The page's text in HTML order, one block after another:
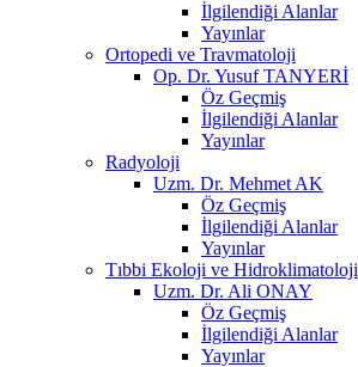
İlgilendiği Alanlar
Yayınlar
Ortopedi ve Travmatoloji
Op. Dr. Yusuf TANYERİ
Öz Geçmiş
İlgilendiği Alanlar
Yayınlar
Radyoloji
Uzm. Dr. Mehmet AK
Öz Geçmiş
İlgilendiği Alanlar
Yayınlar
Tıbbi Ekoloji ve Hidroklimatoloji
Uzm. Dr. Ali ONAY
Öz Geçmiş
İlgilendiği Alanlar
Yayınlar